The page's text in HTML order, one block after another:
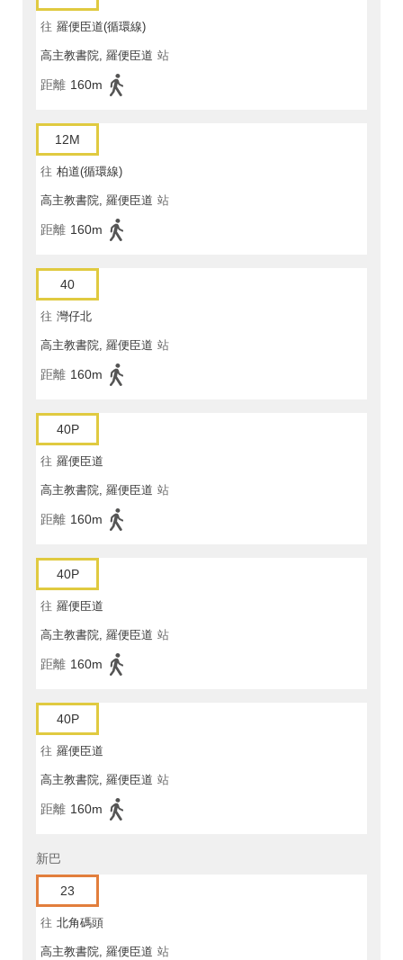
往 羅便臣道(循環線)
高主教書院, 羅便臣道 站
距離 160m
12M
往 柏道(循環線)
高主教書院, 羅便臣道 站
距離 160m
40
往 灣仔北
高主教書院, 羅便臣道 站
距離 160m
40P
往 羅便臣道
高主教書院, 羅便臣道 站
距離 160m
40P
往 羅便臣道
高主教書院, 羅便臣道 站
距離 160m
40P
往 羅便臣道
高主教書院, 羅便臣道 站
距離 160m
新巴
23
往 北角碼頭
高主教書院, 羅便臣道 站